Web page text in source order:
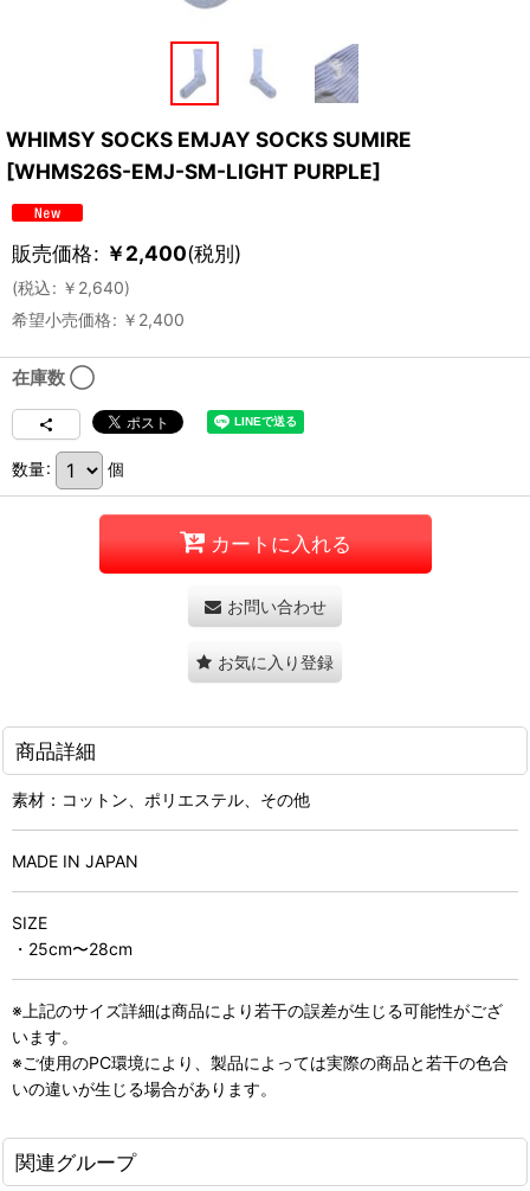
WHIMSY SOCKS EMJAY SOCKS SUMIRE
[WHMS26S-EMJ-SM-LIGHT PURPLE]
販売価格: ￥2,400(税別)
(税込: ￥ 2,640)
希望小売価格: ￥ 2,400
在庫数 ◯
数量: 個
カートに入れる
お問い合わせ
お気に入り登録
商品詳細
素材：コットン、ポリエステル、その他
MADE IN JAPAN
SIZE
・25cm〜28cm
※上記のサイズ詳細は商品により若干の誤差が生じる可能性がござ
います。
※ご使用のPC環境により、製品によっては実際の商品と若干の色合
いの違いが生じる場合があります。
関連グループ